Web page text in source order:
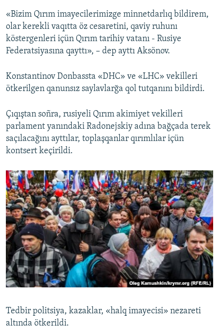
«Bizim Qırım imayecilerimizge minnetdarlıq bildirem,
olar kerekli vaqıtta öz cesaretini, qaviy ruhunı
köstergenleri içün Qırım tarihiy vatanı - Rusiye
Federatsiyasına qayttı», – dep ayttı Aksönov.
Konstantinov Donbassta «DHC» ve «LHC» vekilleri
ötkerilgen qanunsız saylavlarğa qol tutqanını bildirdi.
Çıqıştan soñra, rusiyeli Qırım akimiyet vekilleri
parlament yanındaki Radonejskiy adına bağçada terek
saçılacağını ayttılar, toplaşqanlar qırımlılar içün
kontsert keçirildi.
Tedbir politsiya, kazaklar, «halq imayecisi» nezareti
altında ötkerildi.